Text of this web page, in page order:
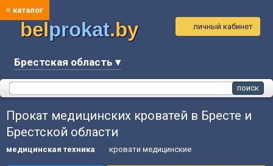
≡ каталог
belprokat.by
Брестская область ▾
личный кабинет
Прокат медицинских кроватей в Бресте и
Брестской области
медицинская техника кровати медицинские